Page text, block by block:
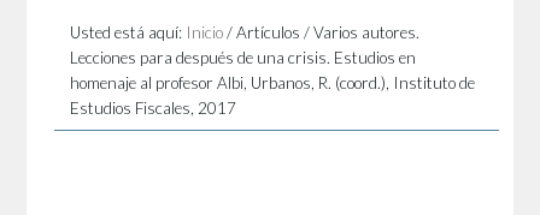
Usted está aquí: Inicio /Artículos/Varios autores.
Lecciones para después de una crisis. Estudios en
homenaje al profesor Albi, Urbanos, R. (coord.), Instituto de
Estudios Fiscales, 2017